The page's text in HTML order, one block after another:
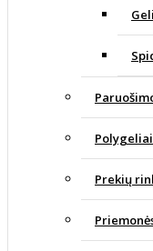
Polygeliai
Prekių